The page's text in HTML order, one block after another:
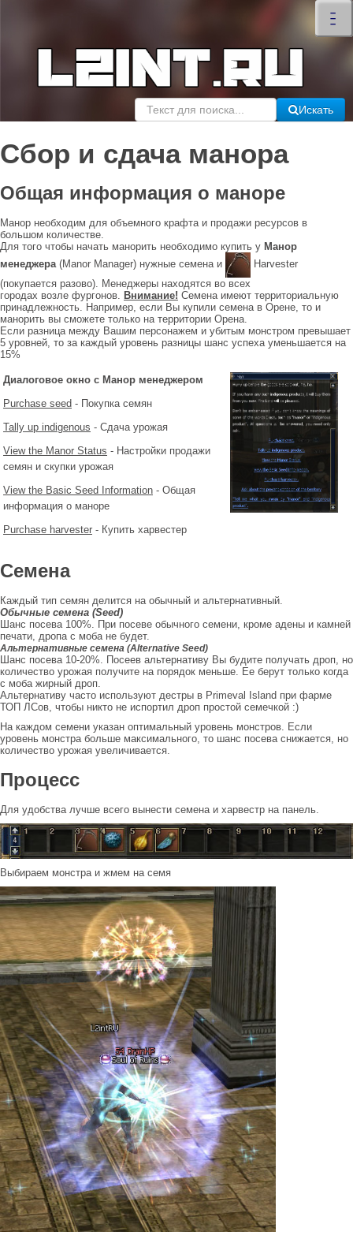
–
–
–
×
Искать
Сбор и сдача манора
Общая информация о маноре
Манор необходим для объемного крафта и продажи ресурсов в
большом количестве.
Для того чтобы начать манорить необходимо купить у Манор
менеджера(Manor Manager) нужные семена и
Harvester
(покупается разово). Менеджеры находятся во всех
городах возле фургонов. Внимание! Семена имеют территориальную
принадлежность. Например, если Вы купили семена в Орене, то и
манорить вы сможете только на территории Орена.
Если разница между Вашим персонажем и убитым монстром превышает
5 уровней, то за каждый уровень разницы шанс успеха уменьшается на
15%
Диалоговое окно с Манор менеджером
Purchase seed - Покупка семян
Tally up indigenous - Сдача урожая
View the Manor Status - Настройки продажи
семян и скупки урожая
View the Basic Seed Information - Общая
информация о маноре
Purchase harvester - Купить харвестер
Семена
Каждый тип семян делится на обычный и альтернативный.
Обычные семена (Seed)
Шанс посева 100%. При посеве обычного семени, кроме адены и камней
печати, дропа с моба не будет.
Альтернативные семена (Alternative Seed)
Шанс посева 10-20%. Посеев альтернативу Вы будите получать дроп, но
количество урожая получите на порядок меньше. Ее берут только когда
с моба жирный дроп.
Альтернативу часто используют дестры в Primeval Island при фарме
ТОП ЛСов, чтобы никто не испортил дроп простой семечкой :)
На каждом семени указан оптимальный уровень монстров. Если
уровень монстра больше максимального, то шанс посева снижается, но
количество урожая увеличивается.
Процесс
Для удобства лучше всего вынести семена и харвестр на панель.
Выбираем монстра и жмем на семя